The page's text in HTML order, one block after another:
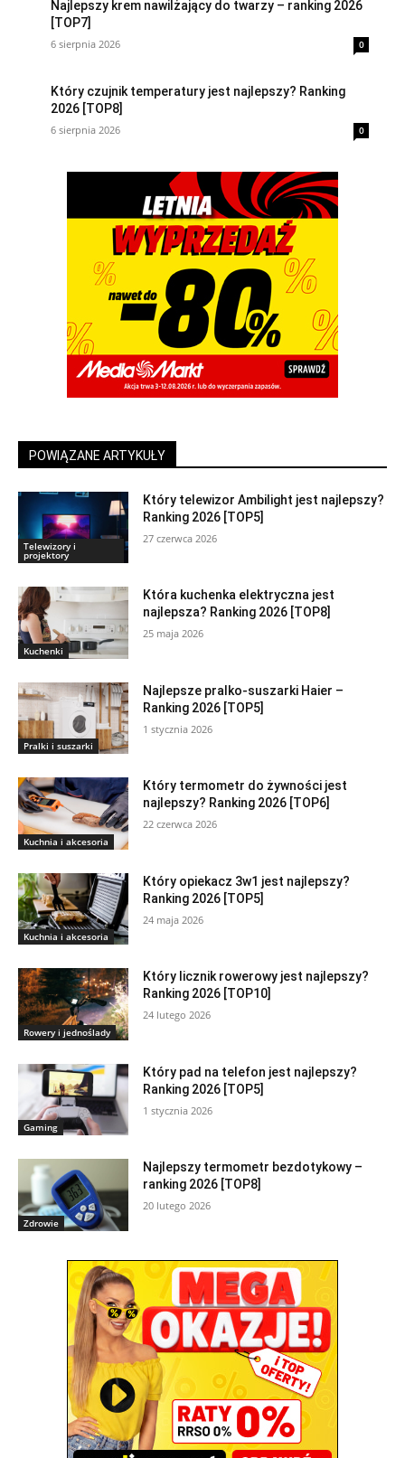
Najlepszy krem nawilżający do twarzy – ranking 2026
[TOP7]
6 sierpnia 2026 0
Który czujnik temperatury jest najlepszy? Ranking
2026 [TOP8]
6 sierpnia 2026 0
POWIĄZANE ARTYKUŁY
Telewizory i
projektory
Który telewizor Ambilight jest najlepszy?
Ranking 2026 [TOP5]
27 czerwca 2026
Kuchenki
Która kuchenka elektryczna jest
najlepsza? Ranking 2026 [TOP8]
25 maja 2026
Pralki i suszarki
Najlepsze pralko-suszarki Haier –
Ranking 2026 [TOP5]
1 stycznia 2026
Kuchnia i akcesoria
Który termometr do żywności jest
najlepszy? Ranking 2026 [TOP6]
22 czerwca 2026
Kuchnia i akcesoria
Który opiekacz 3w1 jest najlepszy?
Ranking 2026 [TOP5]
24 maja 2026
Rowery i jednoślady
Który licznik rowerowy jest najlepszy?
Ranking 2026 [TOP10]
24 lutego 2026
Gaming
Który pad na telefon jest najlepszy?
Ranking 2026 [TOP5]
1 stycznia 2026
Zdrowie
Najlepszy termometr bezdotykowy –
ranking 2026 [TOP8]
20 lutego 2026